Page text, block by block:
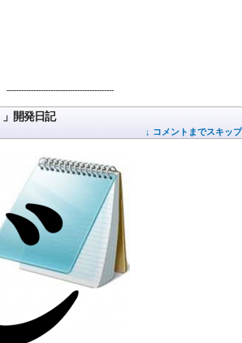
--------------------------------------------
」開発日記
↓ コメントまでスキップ